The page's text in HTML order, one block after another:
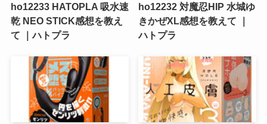
ho12233 HATOPLA 吸水速
乾 NEO STICK感想を教え
て ｜ハトプラ
ho12232 対魔忍HIP 水城ゆ
きかぜXL感想を教えて ｜
ハトプラ